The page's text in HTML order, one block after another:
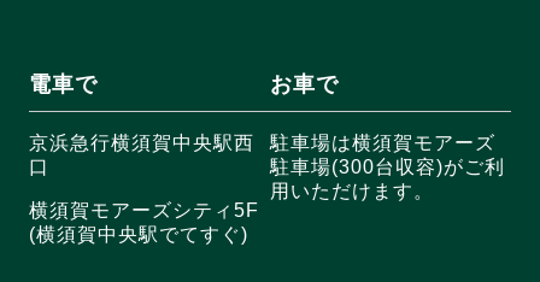
電車で
京浜急行横須賀中央駅西
口
横須賀モアーズシティ5F
(横須賀中央駅でてすぐ)
お車で
駐車場は横須賀モアーズ
駐車場(300台収容)がご利
用いただけます。